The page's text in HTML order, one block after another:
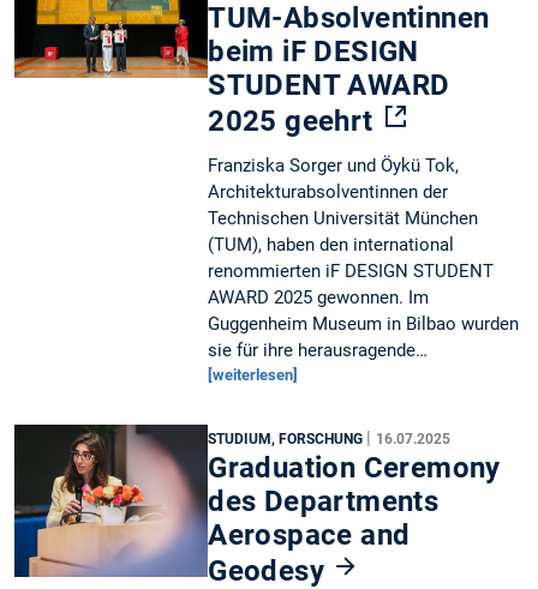
TUM-Absolventinnen
beim iF DESIGN
STUDENT AWARD
2025 geehrt
Franziska Sorger und Öykü Tok,
Architekturabsolventinnen der
Technischen Universität München
(TUM), haben den international
renommierten iF DESIGN STUDENT
AWARD 2025 gewonnen. Im
Guggenheim Museum in Bilbao wurden
sie für ihre herausragende…
[weiterlesen]
STUDIUM, FORSCHUNG | 16.07.2025
Graduation Ceremony
des Departments
Aerospace and
Geodesy